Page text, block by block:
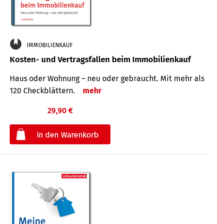
IMMOBILIENKAUF
Kosten- und Vertragsfallen beim Immobilienkauf
Haus oder Wohnung – neu oder gebraucht. Mit mehr als
120 Check­blättern.
mehr
29,90 €